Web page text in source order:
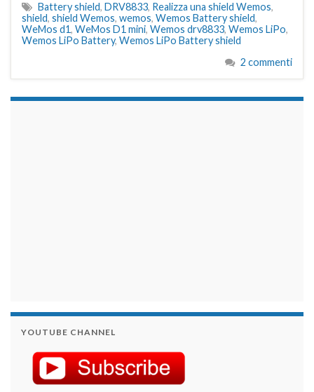
Battery shield, DRV8833, Realizza una shield Wemos,
shield, shield Wemos, wemos, Wemos Battery shield,
WeMos d1, WeMos D1 mini, Wemos drv8833, Wemos LiPo,
Wemos LiPo Battery, Wemos LiPo Battery shield
2 commenti
YOUTUBE CHANNEL